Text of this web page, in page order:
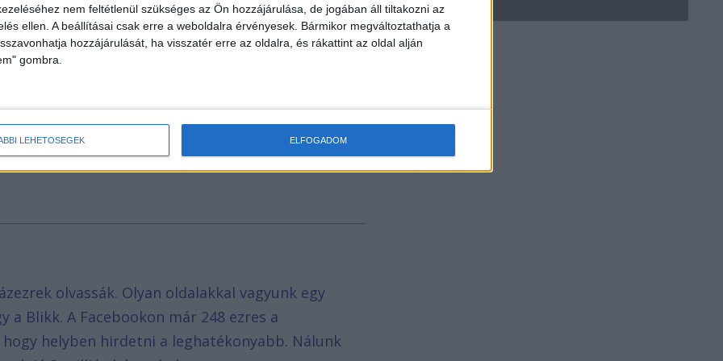
nem feltétlenül szükséges az Ön hozzájárulása, de jogában áll tiltakozni az
ellen. A beállításai csak erre a weboldalra érvényesek. Bármikor megváltoztathatja a
hozzájárulását, ha visszatér erre az oldalra, és rákattint az oldal alján
gombra.
LEHETŐSÉGEK ELFOGADOM
és az elhasználódott vasúti pálya egy
kiskunhalasi állomáson a Budapest-Belgrád
szakaszt Orbán Viktor barátja, Mészáros Lőrinc
forintos kínai hitelből. Egy nemrég benyújtott
beruházásnak fog minősülni és 10 évre
olvassák. Olyan oldalakkal vagyunk egy
a Blikk. A Facebookon már 248 ezres a
helyben hirdetni a leghatékonyabb. Nálunk